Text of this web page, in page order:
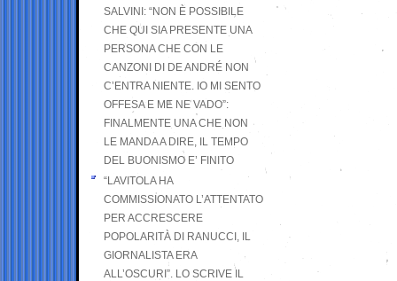
SALVINI: “NON È POSSIBILE
CHE QUI SIA PRESENTE UNA
PERSONA CHE CON LE
CANZONI DI DE ANDRÉ NON
C’ENTRA NIENTE. IO MI SENTO
OFFESA E ME NE VADO”:
FINALMENTE UNA CHE NON
LE MANDA A DIRE, IL TEMPO
DEL BUONISMO E’ FINITO
“LAVITOLA HA
COMMISSIONATO L’ATTENTATO
PER ACCRESCERE
POPOLARITÀ DI RANUCCI, IL
GIORNALISTA ERA
ALL’OSCURI”. LO SCRIVE IL